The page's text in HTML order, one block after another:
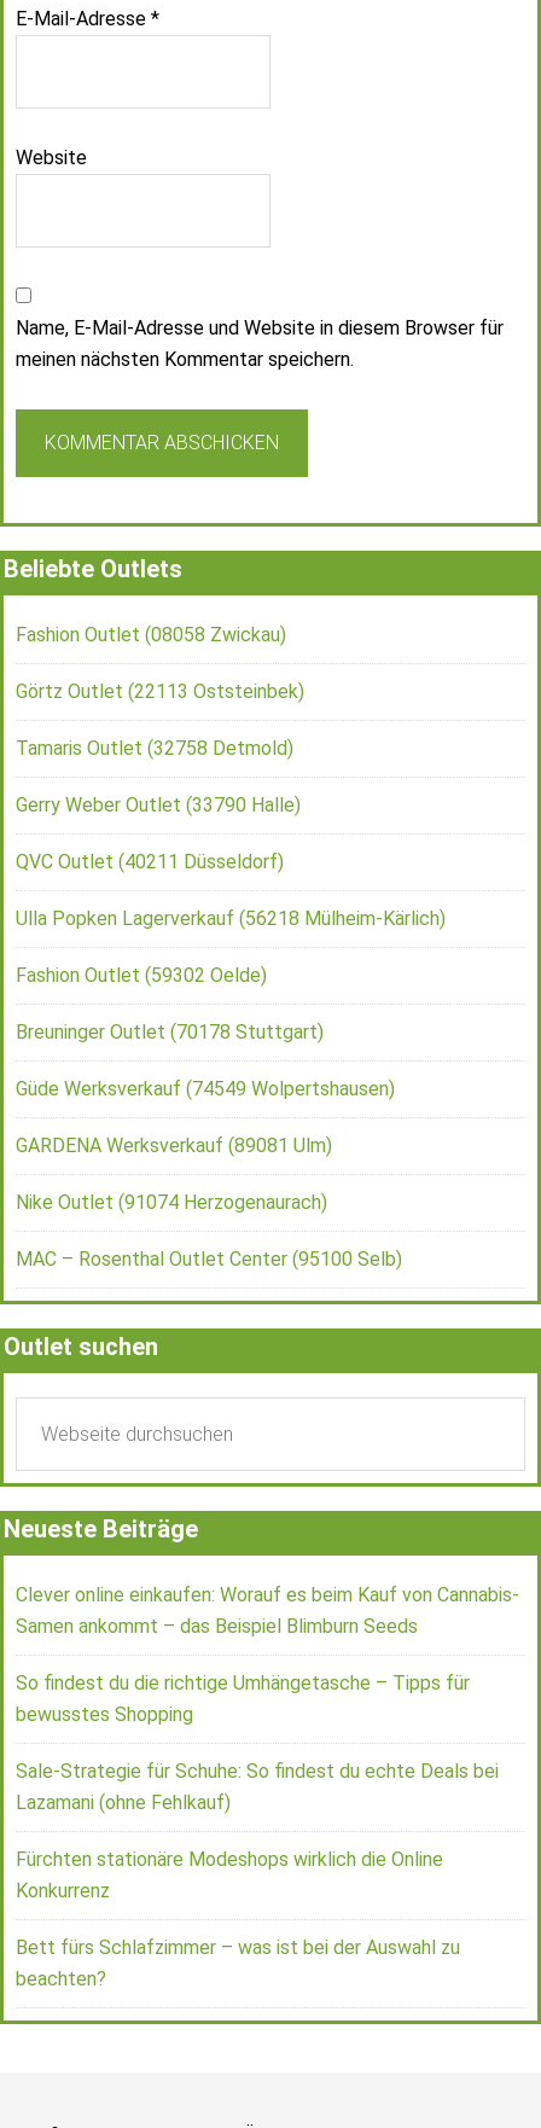
E-Mail-Adresse *
Website
Name, E-Mail-Adresse und Website in diesem Browser für
meinen nächsten Kommentar speichern.
Beliebte Outlets
Fashion Outlet (08058 Zwickau)
Görtz Outlet (22113 Oststeinbek)
Tamaris Outlet (32758 Detmold)
Gerry Weber Outlet (33790 Halle)
QVC Outlet (40211 Düsseldorf)
Ulla Popken Lagerverkauf (56218 Mülheim-Kärlich)
Fashion Outlet (59302 Oelde)
Breuninger Outlet (70178 Stuttgart)
Güde Werksverkauf (74549 Wolpertshausen)
GARDENA Werksverkauf (89081 Ulm)
Nike Outlet (91074 Herzogenaurach)
MAC – Rosenthal Outlet Center (95100 Selb)
Outlet suchen
Neueste Beiträge
Clever online einkaufen: Worauf es beim Kauf von Cannabis-
Samen ankommt – das Beispiel Blimburn Seeds
So findest du die richtige Umhängetasche – Tipps für
bewusstes Shopping
Sale-Strategie für Schuhe: So findest du echte Deals bei
Lazamani (ohne Fehlkauf)
Fürchten stationäre Modeshops wirklich die Online
Konkurrenz
Bett fürs Schlafzimmer – was ist bei der Auswahl zu
beachten?